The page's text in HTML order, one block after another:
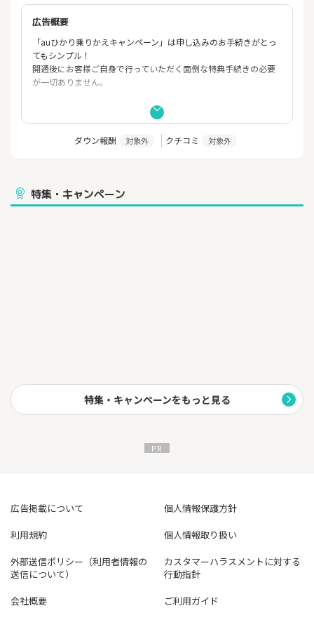
広告概要
「auひかり乗りかえキャンペーン」は申し込みのお手続きがとっ
てもシンプル！
開通後にお客様ご自身で行っていただく面倒な特典手続きの必要
が一切ありません。
「auひかり」ご契約が"お得な３つ"の理由
ネットのみのお申し込み(オプション無し)でも当社キャッシュバッ
み頂けます。
※サイト詳細に記載の内容は予告無く変更となる場合がございま
す。
ダウン報酬 対象外 クチコミ 対象外
特集・キャンペーン
特集・キャンペーンをもっと見る
広告掲載について
個人情報保護方針
利用規約
個人情報取り扱い
外部送信ポリシー（利用者情報の
送信について）
カスタマーハラスメントに対する
行動指針
会社概要
ご利用ガイド